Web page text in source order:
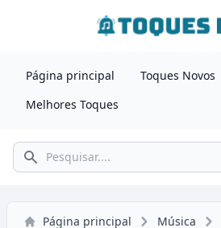
Página principal
Toques Novos
Melhores Toques
Pesquisar
Página principal Música